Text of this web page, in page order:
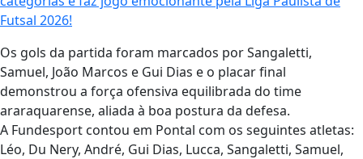
Futsal 2026!
Os gols da partida foram marcados por Sangaletti,
Samuel, João Marcos e Gui Dias e o placar final
demonstrou a força ofensiva equilibrada do time
araraquarense, aliada à boa postura da defesa.
A Fundesport contou em Pontal com os seguintes atletas:
Léo, Du Nery, André, Gui Dias, Lucca, Sangaletti, Samuel,